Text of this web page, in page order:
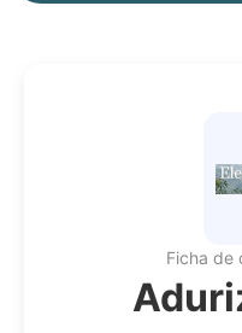
Ficha de